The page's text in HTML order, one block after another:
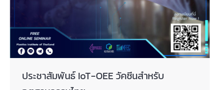
ประชาสัมพันธ์ IoT-OEE วัคซีนสำหรับ